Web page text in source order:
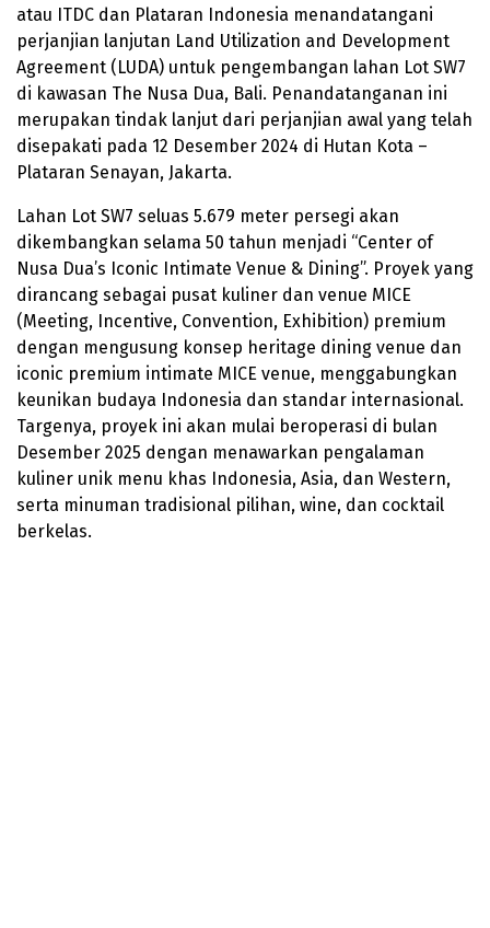
atau ITDC dan Plataran Indonesia menandatangani
perjanjian lanjutan Land Utilization and Development
Agreement (LUDA) untuk pengembangan lahan Lot SW7
di kawasan The Nusa Dua, Bali. Penandatanganan ini
merupakan tindak lanjut dari perjanjian awal yang telah
disepakati pada 12 Desember 2024 di Hutan Kota –
Plataran Senayan, Jakarta.
Lahan Lot SW7 seluas 5.679 meter persegi akan
dikembangkan selama 50 tahun menjadi “Center of
Nusa Dua’s Iconic Intimate Venue & Dining”. Proyek yang
dirancang sebagai pusat kuliner dan venue MICE
(Meeting, Incentive, Convention, Exhibition) premium
dengan mengusung konsep heritage dining venue dan
iconic premium intimate MICE venue, menggabungkan
keunikan budaya Indonesia dan standar internasional.
Targenya, proyek ini akan mulai beroperasi di bulan
Desember 2025 dengan menawarkan pengalaman
kuliner unik menu khas Indonesia, Asia, dan Western,
serta minuman tradisional pilihan, wine, dan cocktail
berkelas.